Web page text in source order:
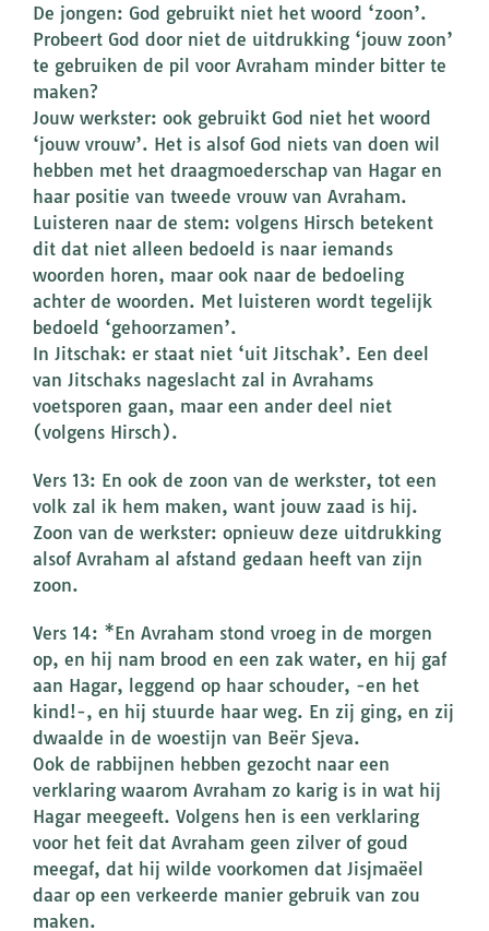
De jongen: God gebruikt niet het woord ‘zoon’.
Probeert God door niet de uitdrukking ‘jouw zoon’
te gebruiken de pil voor Avraham minder bitter te
maken?
Jouw werkster: ook gebruikt God niet het woord
‘jouw vrouw’. Het is alsof God niets van doen wil
hebben met het draagmoederschap van Hagar en
haar positie van tweede vrouw van Avraham.
Luisteren naar de stem: volgens Hirsch betekent
dit dat niet alleen bedoeld is naar iemands
woorden horen, maar ook naar de bedoeling
achter de woorden. Met luisteren wordt tegelijk
bedoeld ‘gehoorzamen’.
In Jitschak: er staat niet ‘uit Jitschak’. Een deel
van Jitschaks nageslacht zal in Avrahams
voetsporen gaan, maar een ander deel niet
(volgens Hirsch).
Vers 13: En ook de zoon van de werkster, tot een
volk zal ik hem maken, want jouw zaad is hij.
Zoon van de werkster: opnieuw deze uitdrukking
alsof Avraham al afstand gedaan heeft van zijn
zoon.
Vers 14: *En Avraham stond vroeg in de morgen
op, en hij nam brood en een zak water, en hij gaf
aan Hagar, leggend op haar schouder, -en het
kind!-, en hij stuurde haar weg. En zij ging, en zij
dwaalde in de woestijn van Beër Sjeva.
Ook de rabbijnen hebben gezocht naar een
verklaring waarom Avraham zo karig is in wat hij
Hagar meegeeft. Volgens hen is een verklaring
voor het feit dat Avraham geen zilver of goud
meegaf, dat hij wilde voorkomen dat Jisjmaëel
daar op een verkeerde manier gebruik van zou
maken.